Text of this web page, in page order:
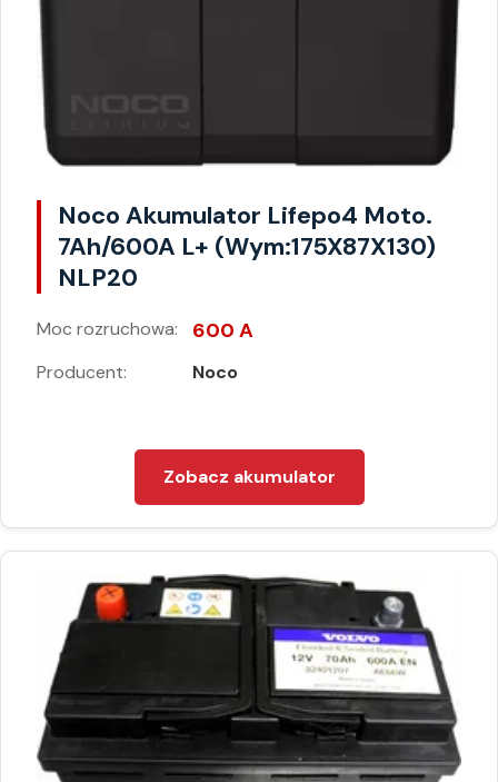
Noco Akumulator Lifepo4 Moto.
7Ah/600A L+ (Wym:175X87X130)
NLP20
Moc rozruchowa: 600 A
Producent: Noco
Zobacz akumulator